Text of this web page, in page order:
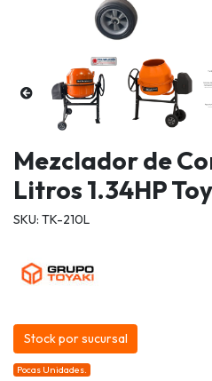
Mezclador de
Litros 1.34HP
SKU: TK-210L
Stock por sucursal
Pocas Unidades.